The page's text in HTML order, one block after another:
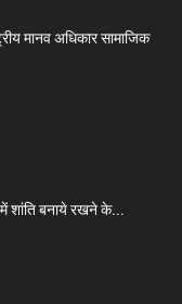
मानव अधिकार सामाजिक
में शांति बनाये रखने के...